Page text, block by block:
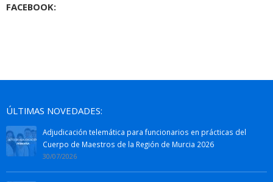
FACEBOOK:
ÚLTIMAS NOVEDADES:
Adjudicación telemática para funcionarios en prácticas del
Cuerpo de Maestros de la Región de Murcia 2026
30/07/2026